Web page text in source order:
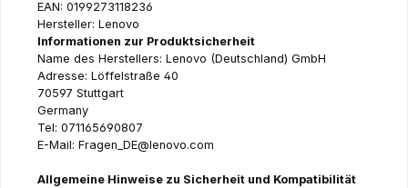
EAN: 0199273118236
Hersteller: Lenovo
Informationen zur Produktsicherheit
Name des Herstellers: Lenovo (Deutschland) GmbH
Adresse: Löffelstraße 40
70597 Stuttgart
Germany
Tel: 071165690807
E-Mail: Fragen_DE@lenovo.com
Allgemeine Hinweise zu Sicherheit und Kompatibilität